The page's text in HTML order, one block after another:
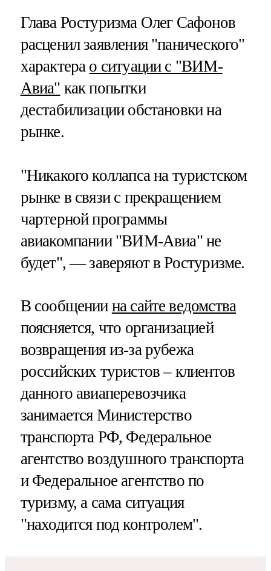
Глава Ростуризма Олег Сафонов
расценил заявления "панического"
характера о ситуации с "ВИМ-
Авиа" как попытки
дестабилизации обстановки на
рынке.
"Никакого коллапса на туристском
рынке в связи с прекращением
чартерной программы
авиакомпании "ВИМ-Авиа" не
будет", — заверяют в Ростуризме.
В сообщении на сайте ведомства
поясняется, что организацией
возвращения из-за рубежа
российских туристов – клиентов
данного авиаперевозчика
занимается Министерство
транспорта РФ, Федеральное
агентство воздушного транспорта
и Федеральное агентство по
туризму, а сама ситуация
"находится под контролем".